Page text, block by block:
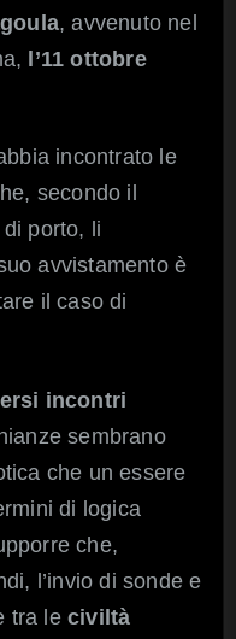
, avvenuto nel
l’11 ottobre
incontrato le
secondo il
porto, li
avvistamento è
il caso di
incontri
sembrano
che un essere
di logica
che,
l’invio di sonde e
tra le civiltà